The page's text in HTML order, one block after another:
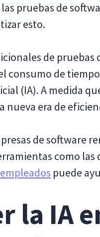
pruebas de
esto.
de pruebas
consumo de
(IA). A medida
nueva era de
de software
como
puede
la IA